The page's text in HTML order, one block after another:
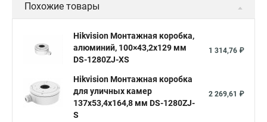
Похожие товары
Hikvision Монтажная коробка,
алюминий, 100×43,2x129 мм
DS-1280ZJ-XS
1 314,76 ₽
Hikvision Монтажная коробка
для уличных камер
137x53,4x164,8 мм DS-1280ZJ-
S
2 269,61 ₽